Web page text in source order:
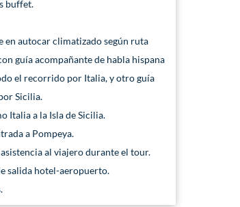
buffet.
en autocar climatizado según ruta
guía acompañante de habla hispana
el recorrido por Italia, y otro guía
Sicilia.
Italia a la Isla de Sicilia.
a Pompeya.
asistencia al viajero durante el tour.
salida hotel-aeropuerto.